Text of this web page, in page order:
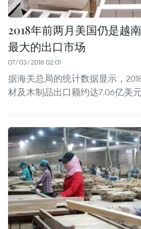
2018年前两月美国仍是越
最大的出口市场
07/03/2018 02:01
据海关总局的统计数据显示，
材及木制品出口额约达7.06亿美